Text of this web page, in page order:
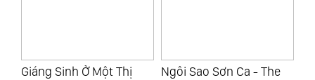
Ngôi Sao Sơn Ca - The
Guitar Thiền - Guitar